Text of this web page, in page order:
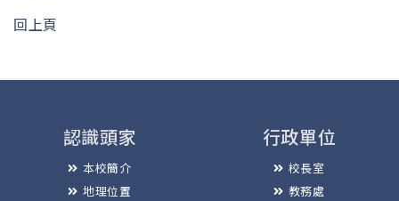
回上頁
認識頭家
本校簡介
地理位置
行政單位
校長室
教務處